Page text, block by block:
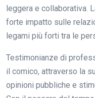
leggera e collaborativa.
forte impatto sulle
legami più forti tra le
Testimonianze di
il comico, attraverso la
opinioni pubbliche e